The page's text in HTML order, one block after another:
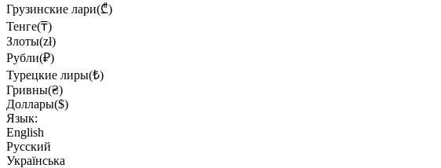
Грузинские лари(₾)
Тенге(₸)
Злоты(zł)
Рубли(₽)
Турецкие лиры(₺)
Гривны(₴)
Доллары($)
Язык:
English
Русский
Українська